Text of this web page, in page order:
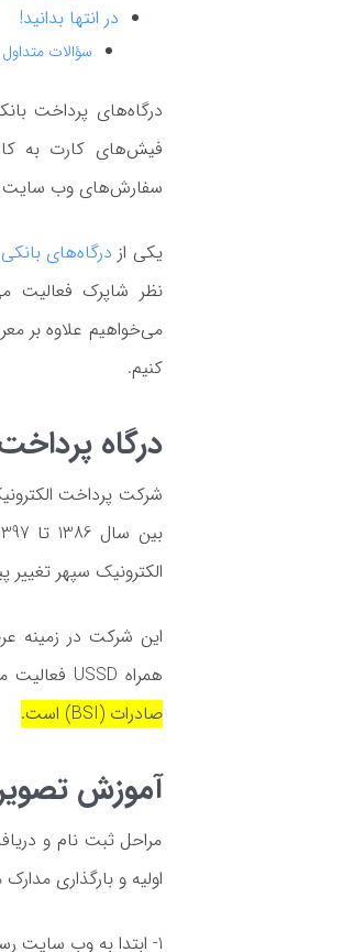
در انتها بدانید!
سؤالات متداول
درگاه‌های پرداخت
فیش‌های کارت به
سفارش‌های وب سایت
یکی از درگاه‌های
نظر شاپرک فعالیت
می‌خواهیم علاوه بر
کنیم.
درگاه
الکترونیک سپهر تغییر
این شرکت در زمینه
همراه USSD فعالیت می‌کند.
صادرات (BSI) است.
آموزش
مراحل ثبت نام و
اولیه و بارگذاری
1- ابتدا به وب سایت رسمی درگاه پرداخت سپهر به نشانی